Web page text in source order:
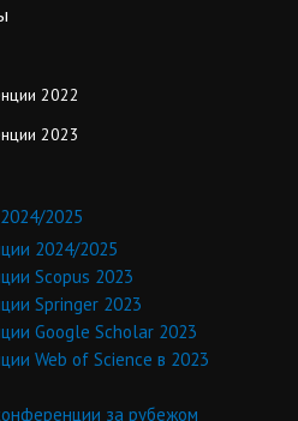
2022
2023
2025
2024/2025
Scopus 2023
Springer 2023
Google Scholar 2023
Web of Science в 2023
за рубежом